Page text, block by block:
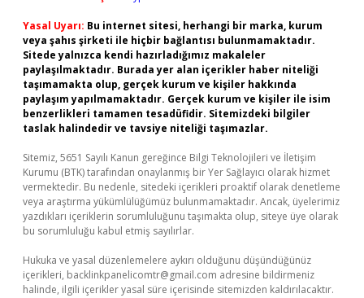
Yasal Uyarı: Bu internet sitesi, herhangi bir marka, kurum
veya şahıs şirketi ile hiçbir bağlantısı bulunmamaktadır.
Sitede yalnızca kendi hazırladığımız makaleler
paylaşılmaktadır. Burada yer alan içerikler haber niteliği
taşımamakta olup, gerçek kurum ve kişiler hakkında
paylaşım yapılmamaktadır. Gerçek kurum ve kişiler ile isim
benzerlikleri tamamen tesadüfidir. Sitemizdeki bilgiler
taslak halindedir ve tavsiye niteliği taşımazlar.
Sitemiz, 5651 Sayılı Kanun gereğince Bilgi Teknolojileri ve İletişim
Kurumu (BTK) tarafından onaylanmış bir Yer Sağlayıcı olarak hizmet
vermektedir. Bu nedenle, sitedeki içerikleri proaktif olarak denetleme
veya araştırma yükümlülüğümüz bulunmamaktadır. Ancak, üyelerimiz
yazdıkları içeriklerin sorumluluğunu taşımakta olup, siteye üye olarak
bu sorumluluğu kabul etmiş sayılırlar.
Hukuka ve yasal düzenlemelere aykırı olduğunu düşündüğünüz
içerikleri, backlinkpanelicomtr@gmail.com adresine bildirmeniz
halinde, ilgili içerikler yasal süre içerisinde sitemizden kaldırılacaktır.